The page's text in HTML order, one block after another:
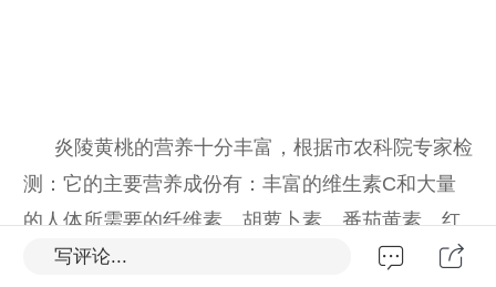
炎陵黄桃的营养十分丰富，根据市农科院专家检
测：它的主要营养成份有：丰富的维生素C和大量
的人体所需要的纤维素、胡萝卜素、番茄黄素、红
素及多种微量元素。如硒、锌等含量均明显高于其
写评论...